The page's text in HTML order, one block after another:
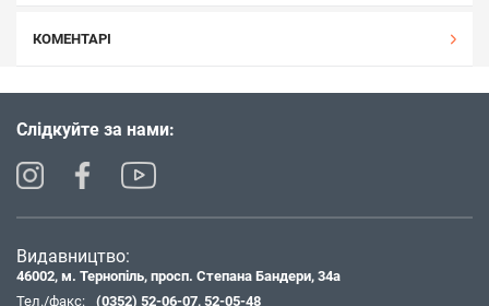
КОМЕНТАРІ
Слідкуйте за нами:
Видавництво:
46002, м. Тернопіль, просп. Степана Бандери, 34а
Тел./факс:
(0352) 52-06-07, 52-05-48